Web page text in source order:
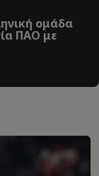
ομάδα
ΠΑΟ με